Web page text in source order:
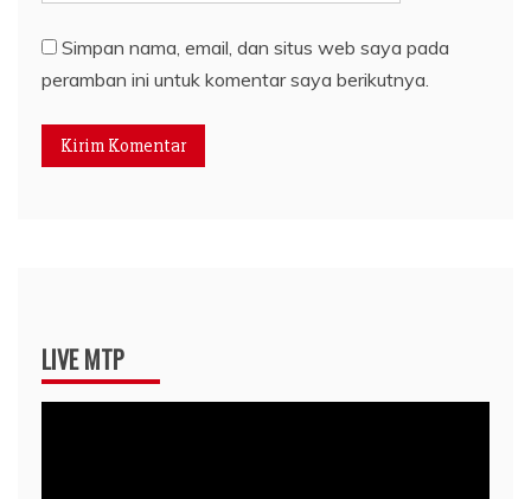
Simpan nama, email, dan situs web saya pada
peramban ini untuk komentar saya berikutnya.
LIVE MTP